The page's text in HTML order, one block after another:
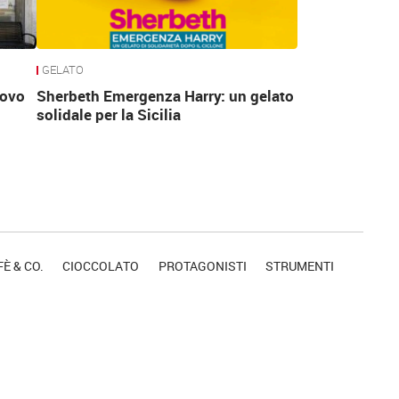
GELATO
Sherbeth Emergenza Harry: un gelato
solidale per la Sicilia
& CO. CIOCCOLATO PROTAGONISTI STRUMENTI